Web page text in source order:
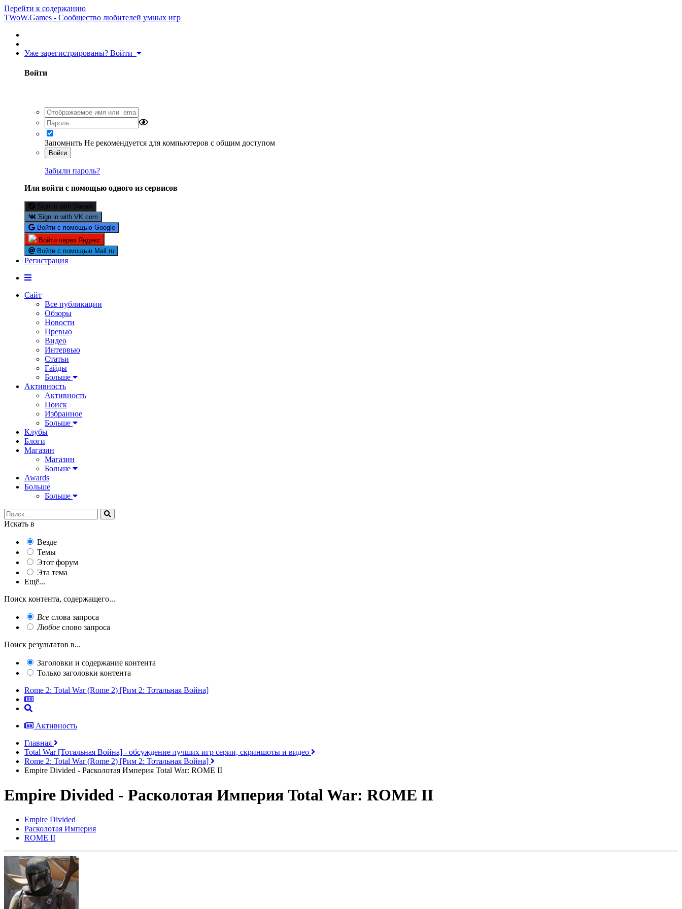
Перейти к содержанию
TWoW.Games - Сообщество любителей умных игр
Уже зарегистрированы? Войти
Войти
Запомнить Не рекомендуется для компьютеров с общим доступом
Войти
Забыли пароль?
Или войти с помощью одного из сервисов
Sign in with Steam
Sign in with VK.com
Войти с помощью Google
Войти через Яндекс
Войти с помощью Mail.ru
Регистрация
Сайт
Все публикации
Обзоры
Новости
Превью
Видео
Интервью
Статьи
Гайды
Больше
Активность
Активность
Поиск
Избранное
Больше
Клубы
Блоги
Магазин
Магазин
Больше
Awards
Больше
Больше
Искать в
Везде
Темы
Этот форум
Эта тема
Ещё...
Поиск контента, содержащего...
Все слова запроса
Любое слово запроса
Поиск результатов в...
Заголовки и содержание контента
Только заголовки контента
Rome 2: Total War (Rome 2) [Рим 2: Тотальная Война]
Активность
Главная
Total War [Тотальная Война] - обсуждение лучших игр серии, скриншоты и видео
Rome 2: Total War (Rome 2) [Рим 2: Тотальная Война]
Empire Divided - Расколотая Империя Total War: ROME II
Empire Divided - Расколотая Империя Total War: ROME II
Empire Divided
Расколотая Империя
ROME II